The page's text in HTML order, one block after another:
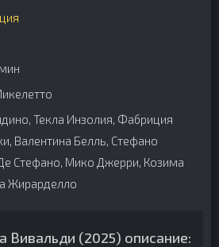
Текла Инзолия, Фабриция
Валентина Белль, Стефано
Стефано, Мико Джерри, Козима
Жирарделло
Вивальди (2025) описание: